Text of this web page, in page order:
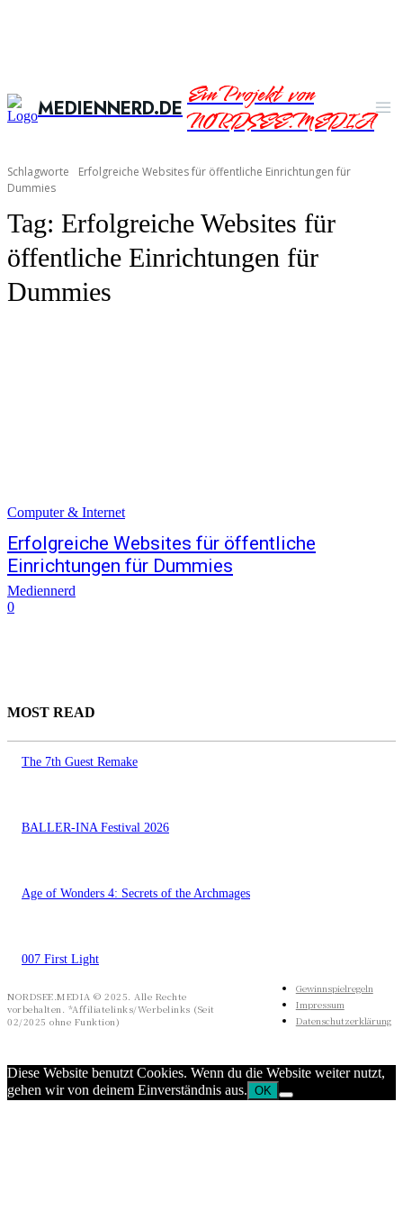
MEDIENNERD.DEEin Projekt von
NORDSEE.MEDIA
Schlagworte
Erfolgreiche Websites für öffentliche Einrichtungen für
Dummies
Tag: Erfolgreiche Websites für
öffentliche Einrichtungen für
Dummies
Computer & Internet
Erfolgreiche Websites für öffentliche
Einrichtungen für Dummies
Mediennerd
0
MOST READ
The 7th Guest Remake
BALLER-INA Festival 2026
Age of Wonders 4: Secrets of the Archmages
007 First Light
NORDSEE.MEDIA © 2025. Alle Rechte
vorbehalten. *Affiliatelinks/Werbelinks (Seit
02/2025 ohne Funktion)
Gewinnspielregeln
Impressum
Datenschutzerklärung
Diese Website benutzt Cookies. Wenn du die Website weiter nutzt,
gehen wir von deinem Einverständnis aus. OK